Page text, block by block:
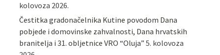
kolovoza 2026.
Čestitka gradonačelnika Kutine povodom Dana
pobjede i domovinske zahvalnosti, Dana hrvatskih
branitelja i 31. obljetnice VRO “Oluja” 5. kolovoza